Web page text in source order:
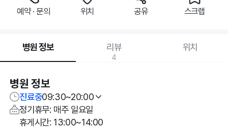
예약 · 문의 위치 공유 스크랩
병원 정보 리뷰
4
위치
병원 정보
진료중09:30~20:00
정기휴무: 매주 일요일
휴게시간: 13:00~14:00